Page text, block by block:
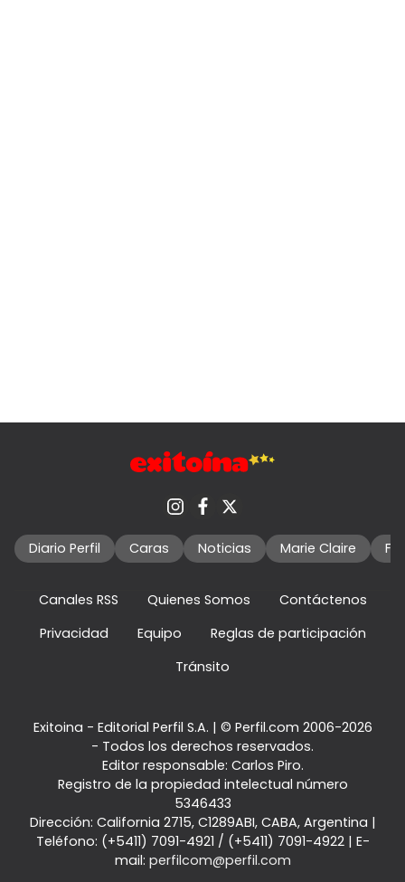
Diario Perfil Caras Noticias Marie Claire
Canales RSS Quienes Somos
Contáctenos
Privacidad
Equipo
Reglas de participación
Tránsito
Exitoina - Editorial Perfil S.A. | © Perfil.com 2006-2026
- Todos los derechos reservados.
Editor responsable: Carlos Piro.
Registro de la propiedad intelectual número
5346433
Dirección: California 2715, C1289ABI, CABA, Argentina |
Teléfono: (+5411) 7091-4921 / (+5411) 7091-4922| E-
mail: perfilcom@perfil.com